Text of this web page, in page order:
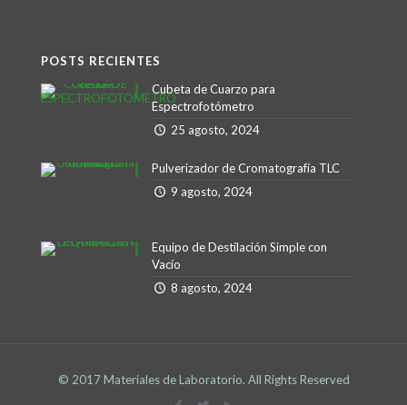
POSTS RECIENTES
Cubeta de Cuarzo para
Espectrofotómetro
25 agosto, 2024
Pulverizador de Cromatografía TLC
9 agosto, 2024
Equipo de Destilación Simple con
Vacío
8 agosto, 2024
© 2017 Materiales de Laboratorio. All Rights Reserved